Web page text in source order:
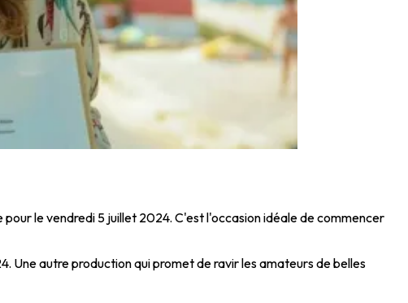
le vendredi 5 juillet 2024. C'est l'occasion idéale de commencer
Une autre production qui promet de ravir les amateurs de belles